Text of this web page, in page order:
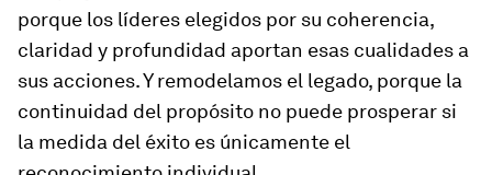
porque los líderes elegidos por su coherencia,
claridad y profundidad aportan esas cualidades a
sus acciones. Y remodelamos el legado, porque la
continuidad del propósito no puede prosperar si
la medida del éxito es únicamente el